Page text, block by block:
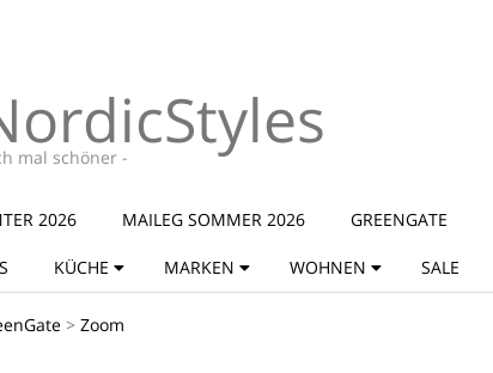
mal schöner -
2026 MAILEG SOMMER 2026 GREENGATE
KÜCHE MARKEN WOHNEN SALE
> Zoom